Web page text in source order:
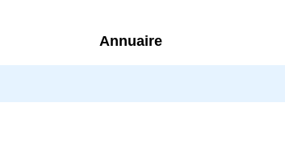
Annuaire